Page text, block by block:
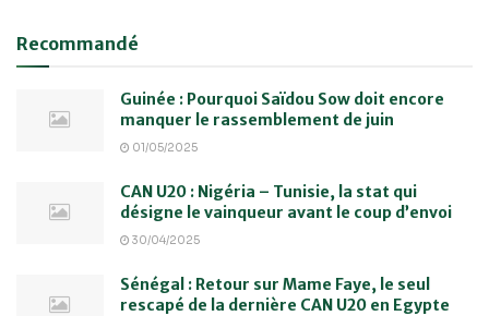
Recommandé
Guinée : Pourquoi Saïdou Sow doit encore
manquer le rassemblement de juin
01/05/2025
CAN U20 : Nigéria – Tunisie, la stat qui
désigne le vainqueur avant le coup d’envoi
30/04/2025
Sénégal : Retour sur Mame Faye, le seul
rescapé de la dernière CAN U20 en Egypte